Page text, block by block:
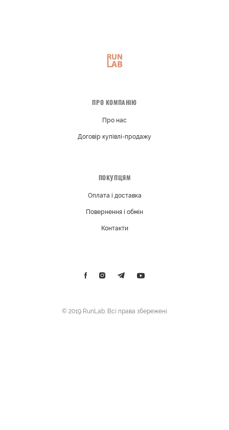
ПРО КОМПАНІЮ
Про нас
Договір купівлі-продажу
ПОКУПЦЯМ
Оплата і доставка
Повернення і обмін
Контакти
© 2019 RunLab. Всі права збережені